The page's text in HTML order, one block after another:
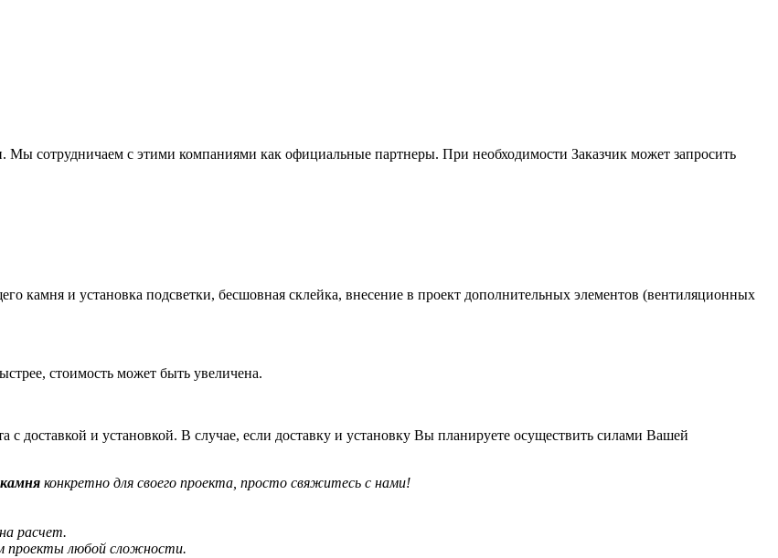
сотрудничаем с этими компаниями как официальные партнеры. При необходимости Заказчик может запросить
камня и установка подсветки, бесшовная склейка, внесение в проект дополнительных элементов (вентиляционных
стоимость может быть увеличена.
доставкой и установкой. В случае, если доставку и установку Вы планируете осуществить силами Вашей
конкретно для своего проекта, просто свяжитесь с нами!
расчет.
проекты любой сложности.